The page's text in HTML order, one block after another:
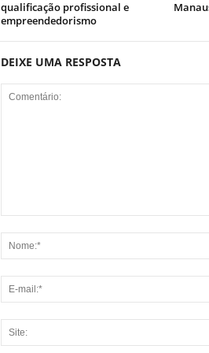
qualificação profissional e
empreendedorismo
DEIXE UMA RESPOSTA